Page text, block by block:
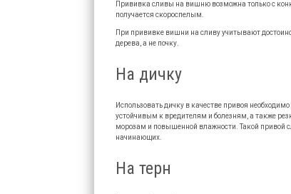
Прививка сливы на вишню возможна только с
получается скороспелым.
При прививке вишни на сливу учитывают
дерева, а не почку.
На дичку
Использовать дичку в качестве привоя
устойчивым к вредителям и болезням, а также
морозам и повышенной влажности. Такой привой
начинающих.
На терн